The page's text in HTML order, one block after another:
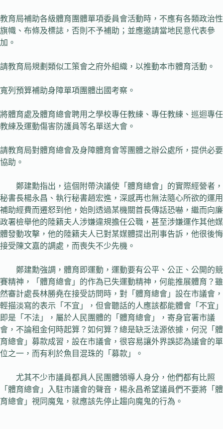
教育局補助各級體育團體單項委員會活動時，不應有各類政治性
旗幟、布條及標誌，否則不予補助；並應邀請當地民意代表參
加。
請教育局規劃類似工策會之府外組織，以推動本市體育活動。
寬列預算補助身障單項團體出國考察。
將體育處及體育總會聘用之學校專任教練、專任教練、巡迴專任
教練及運動傷害防護員等名單送大會。
請教育局對體育總會及身障體育會等團體之辦公處所，提供必要
協助。
鄭建勳指出，這個附帶決議使「體育總會」的實際經營者，
秘書長楊永昌、執行秘書趙宏進，深感再也無法隨心所欲的運用
補助經費而遷怒到他，始則透過某機關首長傳話恐嚇，繼而向廉
政署檢舉他的陸籍夫人涉嫌違規擔任公職，甚至涉嫌運作其他媒
體發動攻擊，他的陸籍夫人已對某媒體提出刑事告訴，他很後悔
接受陳文嘉的調處，而喪失不少先機。
鄭建勳強調，體育即運動，運動要有公平、公正、公開的競
賽精神，「體育總會」的作為已失運動精神，何能推展體育？雖
然審計處長林勝堯在接受訪問時，對「體育總會」設在市議會，
輕描淡寫的表示「不宜」，但會聽話的人應該都能體會「不宜」
即是「不法」，屬於人民團體的「體育總會」，寄身官署市議
會，不論租金何時起算？如何算？總是缺乏法源依據，何況「體
育總會」募款成習，設在市議會，很容易讓外界誤認為議會的單
位之一，而有利於魚目混珠的「募款」。
尤其不少市議員都具人民團體領導人身分，他們都有比照
「體育總會」入駐市議會的聲音，楊永昌希望議員們不要將「體
育總會」視同魔鬼，就應該先停止趨向魔鬼的行為。